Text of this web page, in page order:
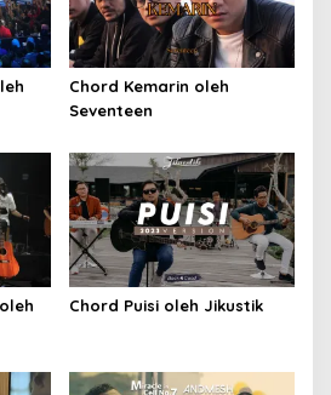
Chord Kemarin oleh
Seventeen
Chord Puisi oleh Jikustik